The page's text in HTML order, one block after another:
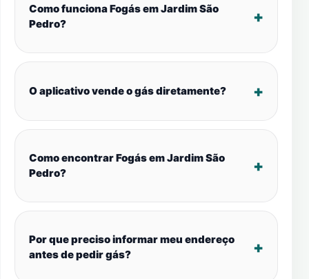
Como funciona Fogás em Jardim São
Pedro?
O aplicativo vende o gás diretamente?
Como encontrar Fogás em Jardim São
Pedro?
Por que preciso informar meu endereço
antes de pedir gás?